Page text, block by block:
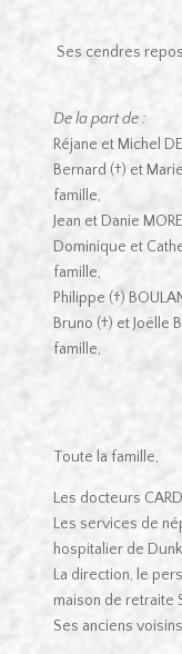
Ses cendres
De la part de :
Réjane et Michel
Bernard (†) et
famille,
Jean et Danie
Dominique et
famille,
Philippe (†)
Bruno (†) et Joëlle
famille,
Toute la famille,
Les docteurs
Les services de
hospitalier de
La direction, le
maison de retraite
Ses anciens